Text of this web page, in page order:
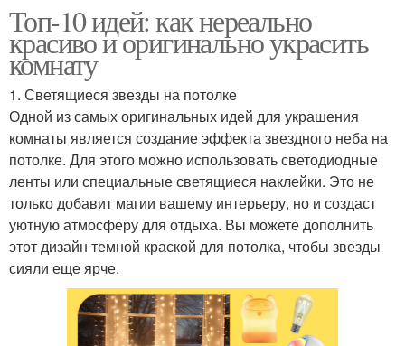
Топ-10 идей: как нереально
красиво и оригинально украсить
комнату
1. Светящиеся звезды на потолке
Одной из самых оригинальных идей для украшения
комнаты является создание эффекта звездного неба на
потолке. Для этого можно использовать светодиодные
ленты или специальные светящиеся наклейки. Это не
только добавит магии вашему интерьеру, но и создаст
уютную атмосферу для отдыха. Вы можете дополнить
этот дизайн темной краской для потолка, чтобы звезды
сияли еще ярче.